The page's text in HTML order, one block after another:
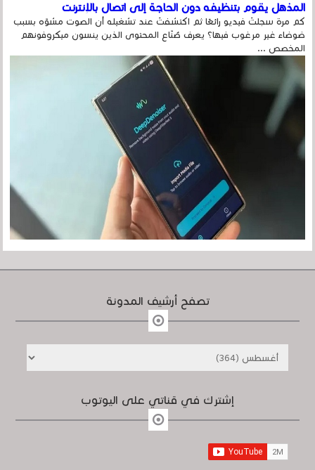
المذهل يقوم بتنظيفه دون الحاجة إلى اتصال بالإنترنت
كم مرة سجلتَ فيديو رائعًا ثم اكتشفتَ عند تشغيله أن الصوت مشوّه بسبب
ضوضاء غير مرغوب فيها؟ يعرف صُنّاع المحتوى الذين ينسون ميكروفونهم
المخصص ...
تصفح أرشيف المدونة
إشترك في قناتي على اليوتوب